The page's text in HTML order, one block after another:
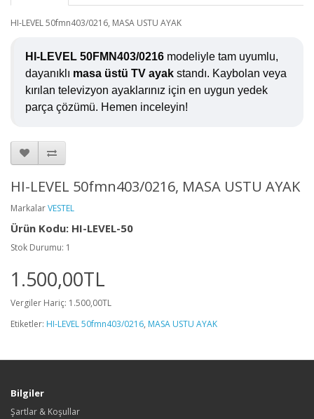
HI-LEVEL 50fmn403/0216, MASA USTU AYAK
HI-LEVEL 50FMN403/0216 modeliyle tam uyumlu,
dayanıklı masa üstü TV ayak standı. Kaybolan veya
kırılan televizyon ayaklarınız için en uygun yedek
parça çözümü. Hemen inceleyin!
HI-LEVEL 50fmn403/0216, MASA USTU AYAK
MarkalarVESTEL
Ürün Kodu: HI-LEVEL-50
Stok Durumu: 1
1.500,00TL
Vergiler Hariç: 1.500,00TL
Etiketler: HI-LEVEL 50fmn403/0216, MASA USTU AYAK
Bilgiler
Şartlar & Koşullar